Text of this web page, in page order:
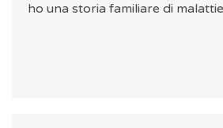
ho una storia familiare di